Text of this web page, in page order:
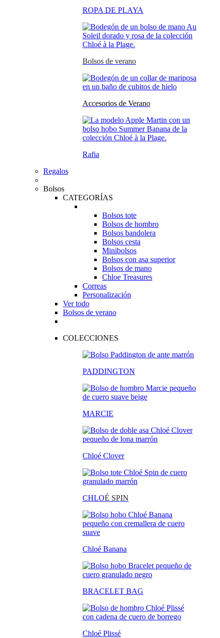
ROPA DE PLAYA
Bolsos de verano
Accesorios de Verano
Rafia
Regalos
Bolsos
CATEGORÍAS
Bolsos tote
Bolsos de hombro
Bolsos bandolera
Bolsos cesta
Minibolsos
Bolsos con asa superior
Bolsos de mano
Chloe Treasures
Correas
Personalización
Ver todo
Bolsos de verano
COLECCIONES
PADDINGTON
MARCIE
Chloé Clover
CHLOÉ SPIN
Chloé Banana
BRACELET BAG
Chloé Plissé